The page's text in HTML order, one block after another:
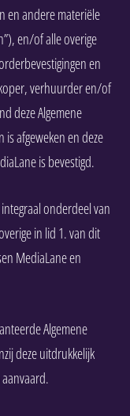
en andere materiële
en/of alle overige
en
verhuurder en/of
deze Algemene
afgeweken en deze
is bevestigd.
onderdeel van
in lid 1. van dit
MediaLane en
Algemene
deze uitdrukkelijk